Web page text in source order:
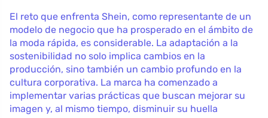
El reto que enfrenta Shein, como representante de un
modelo de negocio que ha prosperado en el ámbito de
la moda rápida, es considerable. La adaptación a la
sostenibilidad no solo implica cambios en la
producción, sino también un cambio profundo en la
cultura corporativa. La marca ha comenzado a
implementar varias prácticas que buscan mejorar su
imagen y, al mismo tiempo, disminuir su huella